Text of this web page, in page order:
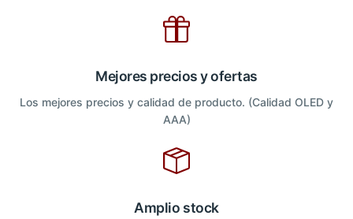
Mejores precios y ofertas
Los mejores precios y calidad de producto. (Calidad OLED y
AAA)
Amplio stock